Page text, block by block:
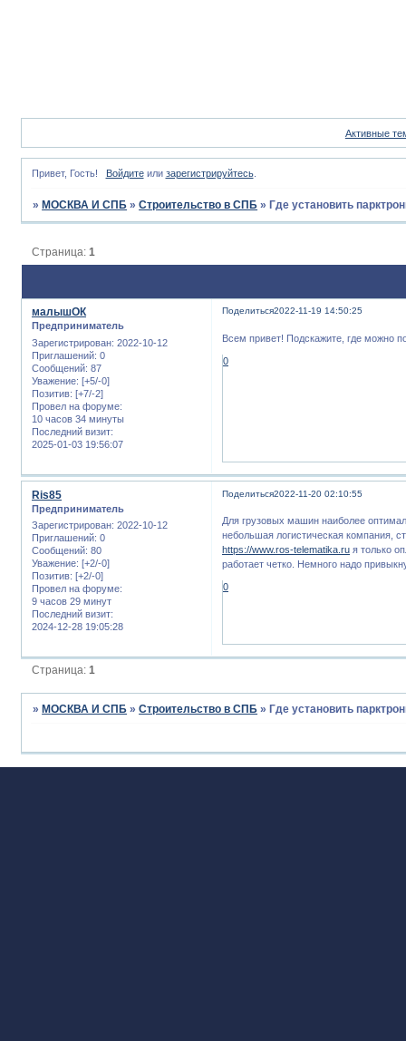
Активные
Привет, Гость! Войдитеили зарегистрируйтесь.
» МОСКВА И СПБ »Строительство в СПБ » Где установить
Страница:1
Поделиться2022-11-19 14:50:25
малышОК
Предприниматель
Зарегистрирован: 2022-10-12
Приглашений: 0
Сообщений: 87
Уважение: [+5/-0]
Позитив: [+7/-2]
Провел на форуме:
10 часов 34 минуты
Последний визит:
2025-01-03 19:56:07
Всем привет! Подскажите, где можно
0
Поделиться2022-11-20 02:10:55
Ris85
Предприниматель
Зарегистрирован: 2022-10-12
Приглашений: 0
Сообщений: 80
Уважение: [+2/-0]
Позитив: [+2/-0]
Провел на форуме:
9 часов 29 минут
Последний визит:
2024-12-28 19:05:28
Для грузовых машин наиболее
небольшая логистическая компания,
https://www.ros-telematika.ru я только
работает четко. Немного надо
0
Страница:1
»МОСКВА И СПБ »Строительство в СПБ »Где установить